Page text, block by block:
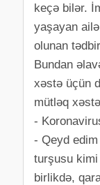
keçə bilər.
yaşayan
olunan
Bundan
xəstə üçün
mütləq
-
- Qeyd
turşusu kimi
birlikdə,